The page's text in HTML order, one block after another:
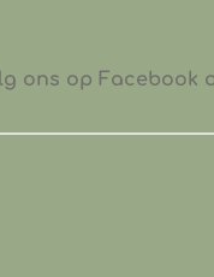
ons op Facebook